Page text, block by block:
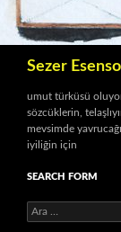
Sezer
umut türküsü
sözcüklerin,
mevsimde
iyiliğin için
SEARCH FORM
A
r